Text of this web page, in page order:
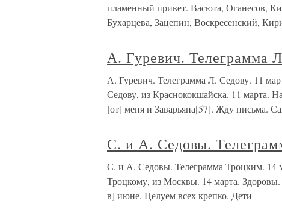
пламенный привет. Васюта, Оганесов,
Бухарцева, Зацепин, Воскресенский,
А. Гуревич. Телеграмма
А. Гуревич. Телеграмма Л. Седову.
Седову, из Краснококшайска. 11 марта.
[от] меня и Заварьяна[57]. Жду письма.
С. и А. Седовы.
С. и А. Седовы. Телеграмма
Троцкому, из Москвы. 14 марта.
в] июне. Целуем всех крепко. Дети